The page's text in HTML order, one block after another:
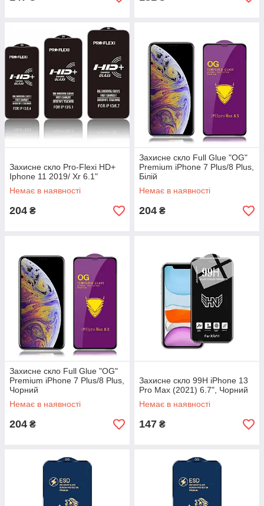
Захисне скло Pro-Flexi HD+
Iphone 11 2019/ Xr 6.1"
Немає в наявності
204 ₴
Захисне скло Full Glue "OG"
Premium iPhone 7 Plus/8 Plus,
Білій
Немає в наявності
204 ₴
Захисне скло Full Glue "OG"
Premium iPhone 7 Plus/8 Plus,
Чорний
Немає в наявності
204 ₴
Захисне скло 99H iPhone 13
Pro Max (2021) 6.7", Чорний
Немає в наявності
147 ₴